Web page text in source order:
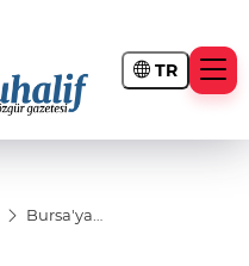
TR
Bursa'ya